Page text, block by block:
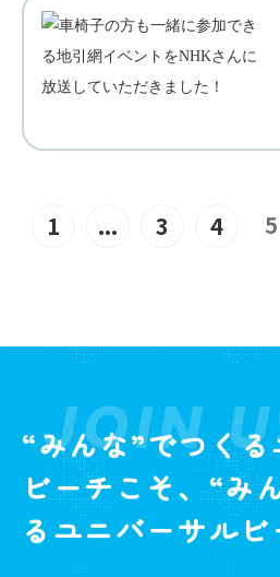
1 ... 3 4 5
JOIN
“みんな”でつく
ビーチこそ、“み
るユニバーサルビ